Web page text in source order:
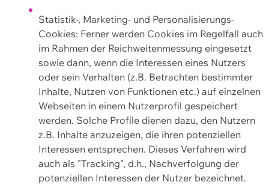
Statistik-, Marketing- und Personalisierungs-
Cookies: Ferner werden Cookies im Regelfall auch
im Rahmen der Reichweitenmessung eingesetzt
sowie dann, wenn die Interessen eines Nutzers
oder sein Verhalten (z.B. Betrachten bestimmter
Inhalte, Nutzen von Funktionen etc.) auf einzelnen
Webseiten in einem Nutzerprofil gespeichert
werden. Solche Profile dienen dazu, den Nutzern
z.B. Inhalte anzuzeigen, die ihren potenziellen
Interessen entsprechen. Dieses Verfahren wird
auch als "Tracking", d.h., Nachverfolgung der
potenziellen Interessen der Nutzer bezeichnet.